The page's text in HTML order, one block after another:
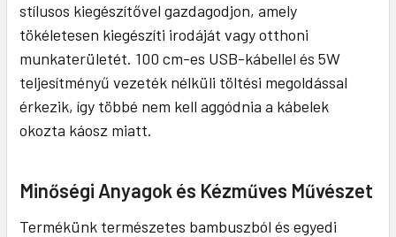
stílusos kiegészítővel gazdagodjon, amely
tökéletesen kiegészíti irodáját vagy otthoni
munkaterületét. 100 cm-es USB-kábellel és 5W
teljesítményű vezeték nélküli töltési megoldással
érkezik, így többé nem kell aggódnia a kábelek
okozta káosz miatt.
Minőségi Anyagok és Kézműves Művészet
Termékünk természetes bambuszból és egyedi